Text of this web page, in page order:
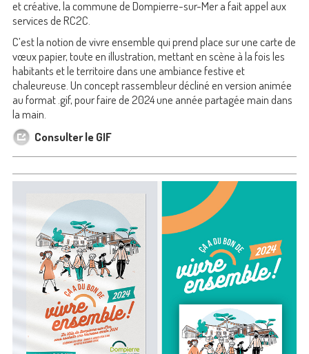
et créative, la commune de Dompierre-sur-Mer a fait appel aux
services de RC2C.
C’est la notion de vivre ensemble qui prend place sur une carte de
vœux papier, toute en illustration, mettant en scène à la fois les
habitants et le territoire dans une ambiance festive et
chaleureuse. Un concept rassembleur décliné en version animée
au format .gif, pour faire de 2024 une année partagée main dans
la main.
Consulter le GIF